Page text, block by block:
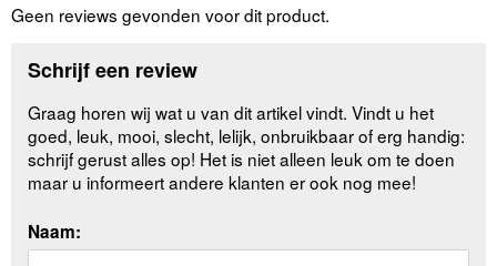
Geen reviews gevonden voor dit product.
Schrijf een review
Graag horen wij wat u van dit artikel vindt. Vindt u het
goed, leuk, mooi, slecht, lelijk, onbruikbaar of erg handig:
schrijf gerust alles op! Het is niet alleen leuk om te doen
maar u informeert andere klanten er ook nog mee!
Naam: